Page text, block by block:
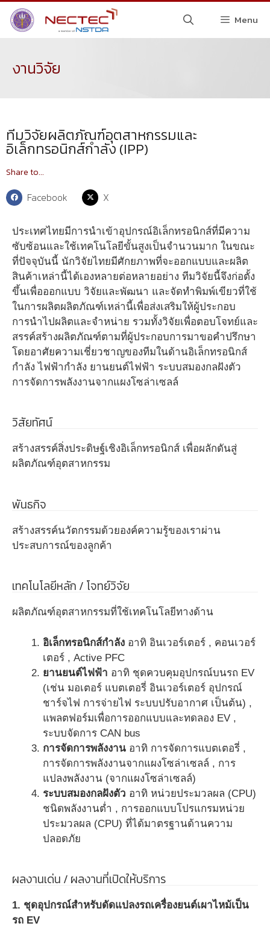
Menu
งานวิจัย
ทีมวิจัยผลิตภัณฑ์อุตสาหกรรมและ
อิเล็กทรอนิกส์กำลัง (IPP)
Share to...
Facebook X
ประเทศไทยมีการนำเข้าอุปกรณ์อิเล็กทรอนิกส์ที่มีความ
ซับซ้อนและใช้เทคโนโลยีขั้นสูงเป็นจำนวนมาก ในขณะ
ที่ปัจจุบันนี้ นักวิจัยไทยมีศักยภาพที่จะออกแบบและผลิต
สินค้าเหล่านี้ได้เองหลายต่อหลายอย่าง ทีมวิจัยนี้จึงก่อตั้ง
ขึ้นเพื่อออกแบบ วิจัยและพัฒนา และจัดทำพิมพ์เขียวที่ใช้
ในการผลิตผลิตภัณฑ์เหล่านี้เพื่อส่งเสริมให้ผู้ประกอบ
การนำไปผลิตและจำหน่าย รวมทั้งวิจัยเพื่อตอบโจทย์และ
สรรค์สร้างผลิตภัณฑ์ตามที่ผู้ประกอบการมาขอคำปรึกษา
โดยอาศัยความเชี่ยวชาญของทีมในด้านอิเล็กทรอนิกส์
กำลัง ไฟฟ้ากำลัง ยานยนต์ไฟฟ้า ระบบสมองกลฝังตัว
การจัดการพลังงานจากแผงโซล่าเซลล์
วิสัยทัศน์
สร้างสรรค์สิ่งประดิษฐ์เชิงอิเล็กทรอนิกส์ เพื่อผลักดันสู่
ผลิตภัณฑ์อุตสาหกรรม
พันธกิจ
สร้างสรรค์นวัตกรรมด้วยองค์ความรู้ของเราผ่าน
ประสบการณ์ของลูกค้า
เทคโนโลยีหลัก / โจทย์วิจัย
ผลิตภัณฑ์อุตสาหกรรมที่ใช้เทคโนโลยีทางด้าน
อิเล็กทรอนิกส์กำลัง อาทิ อินเวอร์เตอร์ , คอนเวอร์
เตอร์ , Active PFC
ยานยนต์ไฟฟ้า อาทิ ชุดควบคุมอุปกรณ์บนรถ EV
(เช่น มอเตอร์ แบตเตอรี่ อินเวอร์เตอร์ อุปกรณ์
ชาร์จไฟ การจ่ายไฟ ระบบปรับอากาศ เป็นต้น) ,
แพลตฟอร์มเพื่อการออกแบบและทดลอง EV ,
ระบบจัดการ CAN bus
การจัดการพลังงาน อาทิ การจัดการแบตเตอรี่ ,
การจัดการพลังงานจากแผงโซล่าเซลล์ , การ
แปลงพลังงาน (จากแผงโซล่าเซลล์)
ระบบสมองกลฝังตัว อาทิ หน่วยประมวลผล (CPU)
ชนิดพลังงานต่ำ , การออกแบบโปรแกรมหน่วย
ประมวลผล (CPU) ที่ได้มาตรฐานด้านความ
ปลอดภัย
ผลงานเด่น / ผลงานที่เปิดให้บริการ
1. ชุดอุปกรณ์สำหรับดัดแปลงรถเครื่องยนต์เผาไหม้เป็น
รถ EV